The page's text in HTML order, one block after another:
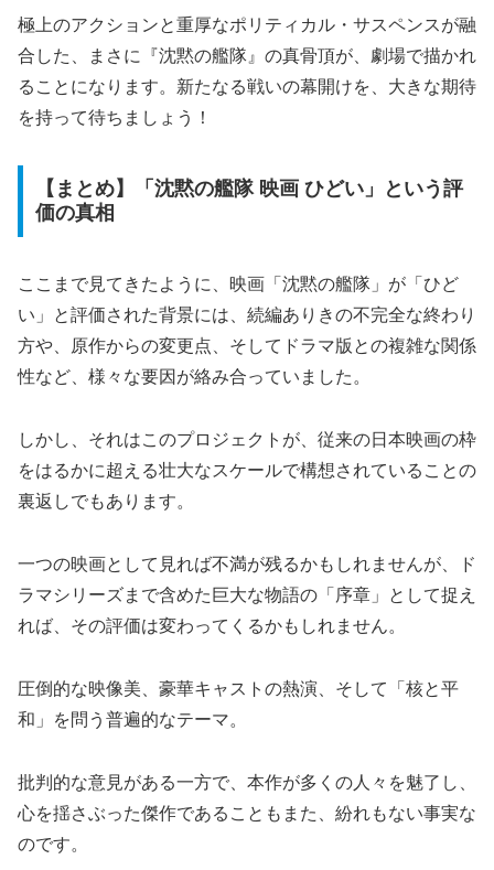
極上のアクションと重厚なポリティカル・サスペンスが融
合した、まさに『沈黙の艦隊』の真骨頂が、劇場で描かれ
ることになります。新たなる戦いの幕開けを、大きな期待
を持って待ちましょう！
【まとめ】「沈黙の艦隊 映画 ひどい」という評
価の真相
ここまで見てきたように、映画「沈黙の艦隊」が「ひど
い」と評価された背景には、続編ありきの不完全な終わり
方や、原作からの変更点、そしてドラマ版との複雑な関係
性など、様々な要因が絡み合っていました。
しかし、それはこのプロジェクトが、従来の日本映画の枠
をはるかに超える壮大なスケールで構想されていることの
裏返しでもあります。
一つの映画として見れば不満が残るかもしれませんが、ド
ラマシリーズまで含めた巨大な物語の「序章」として捉え
れば、その評価は変わってくるかもしれません。
圧倒的な映像美、豪華キャストの熱演、そして「核と平
和」を問う普遍的なテーマ。
批判的な意見がある一方で、本作が多くの人々を魅了し、
心を揺さぶった傑作であることもまた、紛れもない事実な
のです。